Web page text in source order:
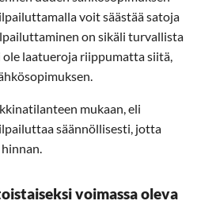
voit säästää satoja
on sikäli turvallista
ole laatueroja riippumatta siitä,
mukaan, eli
säännöllisesti, jotta
voimassa oleva